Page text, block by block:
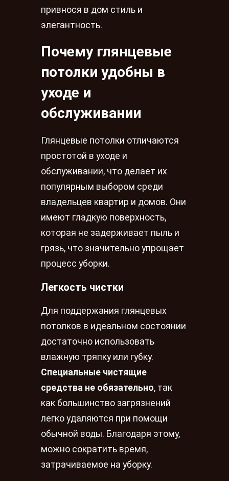
привнося в дом стиль и
элегантность.
Почему глянцевые
потолки удобны в
уходе и
обслуживании
Глянцевые потолки отличаются
простотой в уходе и
обслуживании, что делает их
популярным выбором среди
владельцев квартир и домов. Они
имеют гладкую поверхность,
которая не задерживает пыль и
грязь, что значительно упрощает
процесс уборки.
Легкость чистки
Для поддержания глянцевых
потолков в идеальном состоянии
достаточно использовать
влажную тряпку или губку.
Специальные чистящие
средства не обязательно, так
как большинство загрязнений
легко удаляются при помощи
обычной воды. Благодаря этому,
можно сократить время,
затрачиваемое на уборку.